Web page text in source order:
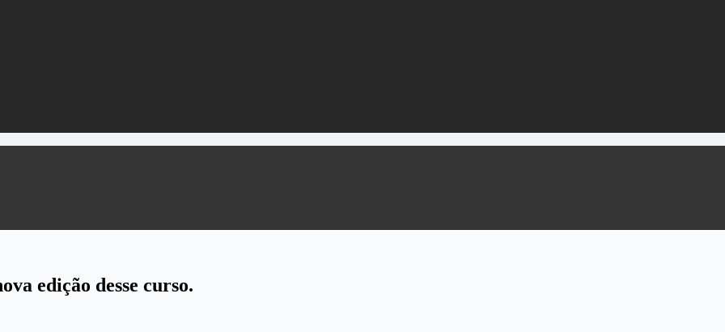
edição desse curso.